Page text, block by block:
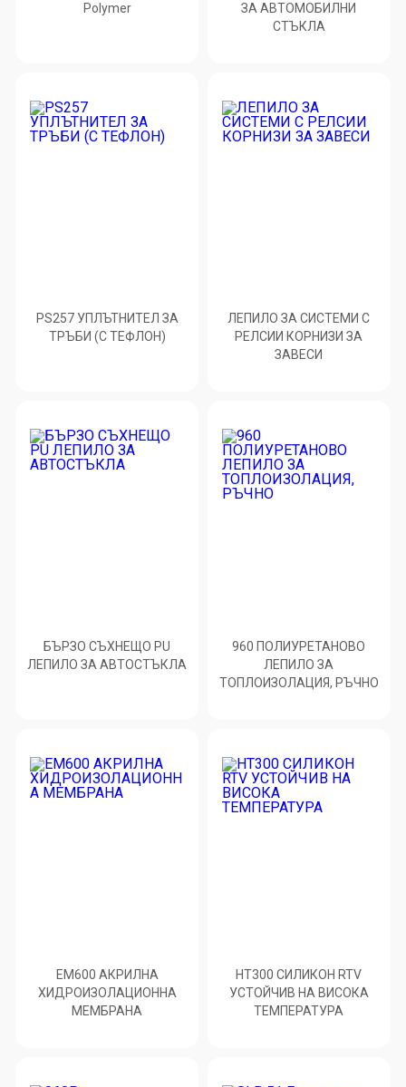
Polymer
ЗА АВТОМОБИЛНИ
СТЪКЛА
PS257 УПЛЪТНИТЕЛ ЗА
ТРЪБИ (С ТЕФЛОН)
ЛЕПИЛО ЗА СИСТЕМИ С
РЕЛСИИ КОРНИЗИ ЗА
ЗАВЕСИ
БЪРЗО СЪХНЕЩО PU
ЛЕПИЛО ЗА АВТОСТЪКЛА
960 ПОЛИУРЕТАНОВО
ЛЕПИЛО ЗА
ТОПЛОИЗОЛАЦИЯ, РЪЧНО
EM600 АКРИЛНА
ХИДРОИЗОЛАЦИОННА
МЕМБРАНА
HT300 СИЛИКОН RTV
УСТОЙЧИВ НА ВИСОКА
ТЕМПЕРАТУРА